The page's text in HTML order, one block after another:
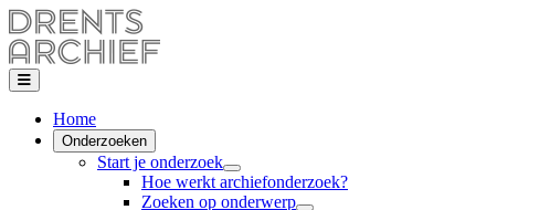
Home
Onderzoeken
Start je onderzoek
Hoe werkt archiefonderzoek?
Zoeken op onderwerp